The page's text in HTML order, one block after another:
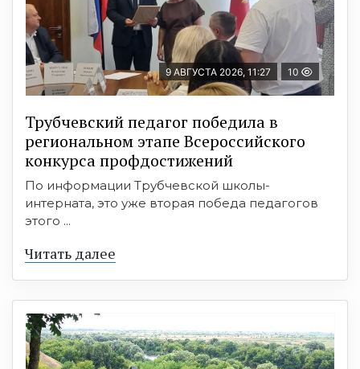
9 АВГУСТА 2026, 11:27 10
Трубчевский педагог победила в
региональном этапе Всероссийского
конкурса профдостижений
По информации Трубчевской школы-
интерната, это уже вторая победа педагогов
этого ...
Читать далее